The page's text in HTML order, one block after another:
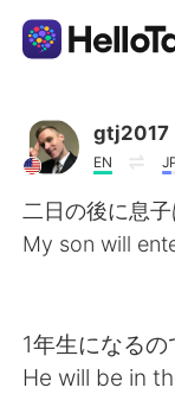
언어 교환 앱
한국어
English
gtj2017
EN
二日の後に息
My son will
1年生になる
He will be in